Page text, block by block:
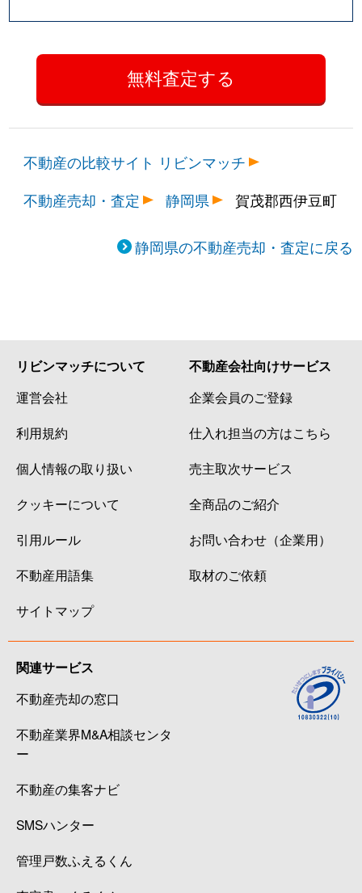
不動産の比較サイト リビンマッチ
不動産売却・査定
静岡県 賀茂郡西伊豆町
静岡県の不動産売却・査定に戻る
リビンマッチについて
運営会社
利用規約
個人情報の取り扱い
クッキーについて
引用ルール
不動産用語集
サイトマップ
不動産会社向けサービス
企業会員のご登録
仕入れ担当の方はこちら
売主取次サービス
全商品のご紹介
お問い合わせ（企業用）
取材のご依頼
関連サービス
不動産売却の窓口
不動産業界M&A相談センタ
ー
不動産の集客ナビ
SMSハンター
管理戸数ふえるくん